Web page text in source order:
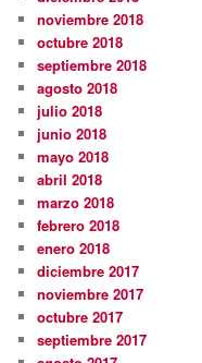
noviembre 2018
octubre 2018
septiembre 2018
agosto 2018
julio 2018
junio 2018
mayo 2018
abril 2018
marzo 2018
febrero 2018
enero 2018
diciembre 2017
noviembre 2017
octubre 2017
septiembre 2017